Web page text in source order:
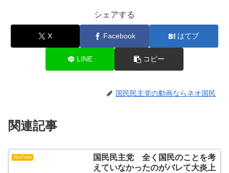
シェアする
X Facebook はてブ
LINE コピー
国民民主党の動画ならネオ国民
関連記事
YouTube
国民民主党 全く国民のことを考
えていなかったのがバレて大炎上